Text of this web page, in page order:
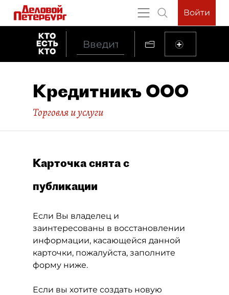
Войти
Кредитникъ ООО
Торговля и услуги
Карточка снята с
публикации
Если Вы владелец и
заинтересованы в восстановлении
информации, касающейся данной
карточки, пожалуйста, заполните
форму ниже.
Если вы хотите создать новую